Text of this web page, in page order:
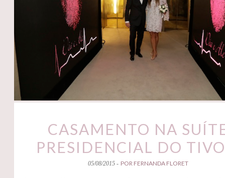
CASAMENTO NA
PRESIDENCIAL DO
05/08/2015 - POR FERNANDA FLORET